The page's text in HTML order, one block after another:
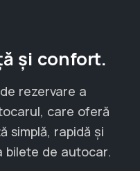
și confort.
rezervare a
care oferă
simplă, rapidă și
bilete de autocar.